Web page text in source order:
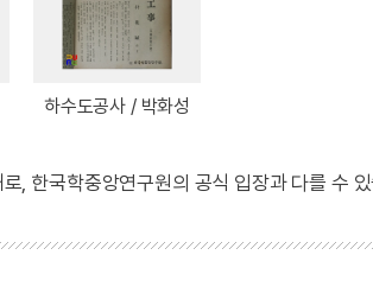
하수도공사 / 박화성
, 한국학중앙연구원의 공식 입장과 다를 수